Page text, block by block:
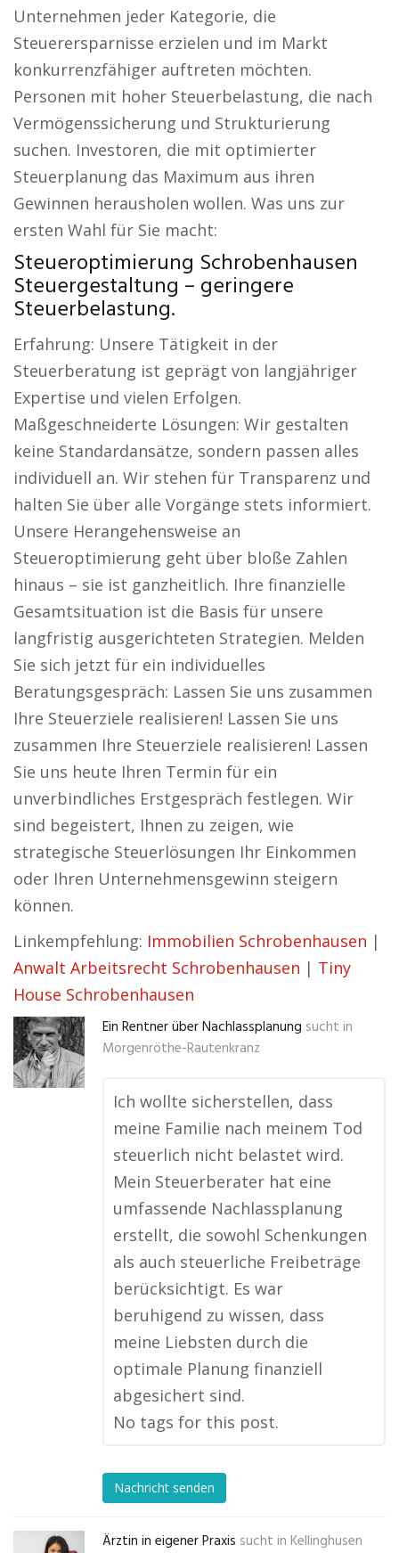
Unternehmen jeder Kategorie, die
Steuerersparnisse erzielen und im Markt
konkurrenzfähiger auftreten möchten.
Personen mit hoher Steuerbelastung, die nach
Vermögenssicherung und Strukturierung
suchen. Investoren, die mit optimierter
Steuerplanung das Maximum aus ihren
Gewinnen herausholen wollen. Was uns zur
ersten Wahl für Sie macht:
Steueroptimierung Schrobenhausen
Steuergestaltung – geringere
Steuerbelastung.
Erfahrung: Unsere Tätigkeit in der
Steuerberatung ist geprägt von langjähriger
Expertise und vielen Erfolgen.
Maßgeschneiderte Lösungen: Wir gestalten
keine Standardansätze, sondern passen alles
individuell an. Wir stehen für Transparenz und
halten Sie über alle Vorgänge stets informiert.
Unsere Herangehensweise an
Steueroptimierung geht über bloße Zahlen
hinaus – sie ist ganzheitlich. Ihre finanzielle
Gesamtsituation ist die Basis für unsere
langfristig ausgerichteten Strategien. Melden
Sie sich jetzt für ein individuelles
Beratungsgespräch: Lassen Sie uns zusammen
Ihre Steuerziele realisieren! Lassen Sie uns
zusammen Ihre Steuerziele realisieren! Lassen
Sie uns heute Ihren Termin für ein
unverbindliches Erstgespräch festlegen. Wir
sind begeistert, Ihnen zu zeigen, wie
strategische Steuerlösungen Ihr Einkommen
oder Ihren Unternehmensgewinn steigern
können.
Linkempfehlung: Immobilien Schrobenhausen |
Anwalt Arbeitsrecht Schrobenhausen | Tiny
House Schrobenhausen
Ein Rentner über Nachlassplanung sucht in
Morgenröthe-Rautenkranz
Ich wollte sicherstellen, dass
meine Familie nach meinem Tod
steuerlich nicht belastet wird.
Mein Steuerberater hat eine
umfassende Nachlassplanung
erstellt, die sowohl Schenkungen
als auch steuerliche Freibeträge
berücksichtigt. Es war
beruhigend zu wissen, dass
meine Liebsten durch die
optimale Planung finanziell
abgesichert sind.
No tags for this post.
Nachricht senden
Ärztin in eigener Praxis sucht in Kellinghusen